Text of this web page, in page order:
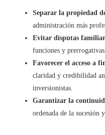
Separar la propiedad
administración más
Evitar disputas
funciones y
Favorecer el acceso a
claridad y credibilidad
inversionistas.
Garantizar la
ordenada de la sucesión